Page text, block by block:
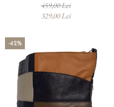
459,00 Lei
329,00 Lei
-42%